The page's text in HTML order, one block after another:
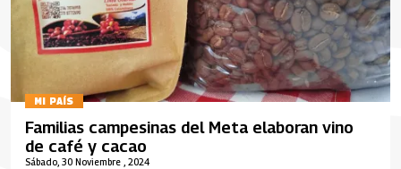
MI PAÍS
Sábado, 30 Noviembre , 2024
Familias campesinas del Meta elaboran vino
de café y cacao